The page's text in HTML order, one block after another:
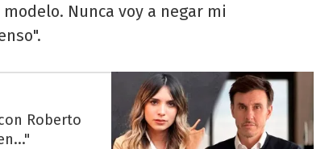
Nunca voy a negar mi
Roberto